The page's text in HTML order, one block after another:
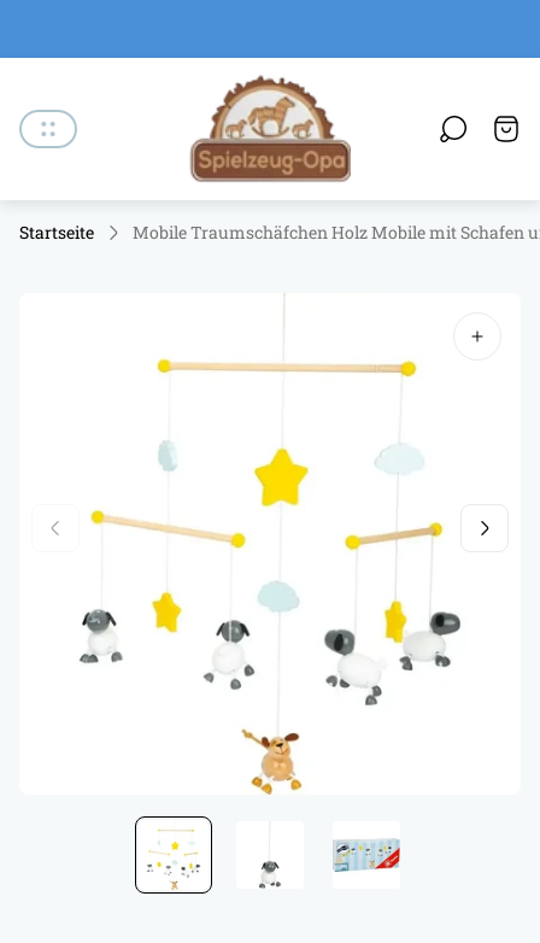
Laden-
Logo"
des
Startseite Mobile Traumschäfchen Holz Mobile mit Schafen